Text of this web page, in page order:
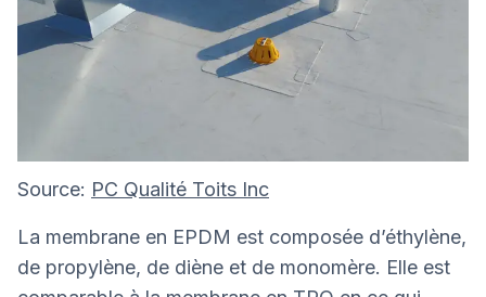
Source: PC Qualité Toits Inc
La membrane en EPDM est composée d’éthylène,
de propylène, de diène et de monomère. Elle est